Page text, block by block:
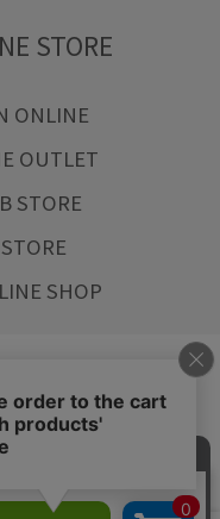
STORE
ONLINE
OUTLET
STORE
SHOP
ーポリシー
会社概要
ート ご利用ガイド